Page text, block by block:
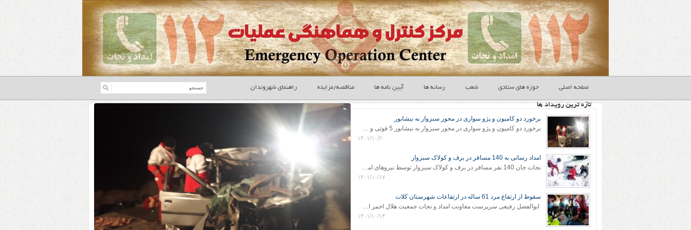
صفحه اصلی حوزه های ستادی شعب رسانه ها آیین نامه ها مناقصه/مزایده راهنمای شهروندان
تازه ترین رویداد ها
برخورد دو کامیون و پژو سواری در محور سبزوار به نیشابور
برخورد دو کامیون و پژو سواری در محور سبزوار به نیشابور 5 فوتی و 7 مصدوم برجای گذاشت
۱۴۰۱/۱۰/۲۰
امداد رسانی به 140 مسافر در برف و کولاک سبزوار
نجات جان 140 نفر مسافر در برف و کولاک سبزوار توسط نیروهای امداد و نجات در 15 دیماه
۱۴۰۱/۱۰/۱۷
سقوط از ارتفاع مرد 61 ساله در ارتفاعات شهرستان کلات
ابوالفضل رفیعی سرپرست معاونت امداد و نجات جمعیت هلال احمر استان خراسان رضوی ، از سقوط از ارتفاع فردی 61 ساله در ارتفاعات برج چنار شهرستان کلات خبر داد .
۱۴۰۱/۱۰/۱۴